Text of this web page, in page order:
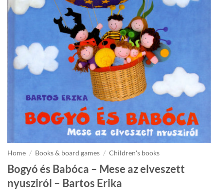
Home / Books & board games / Children's books
Bogyó és Babóca – Mese az elveszett
nyusziról – Bartos Erika